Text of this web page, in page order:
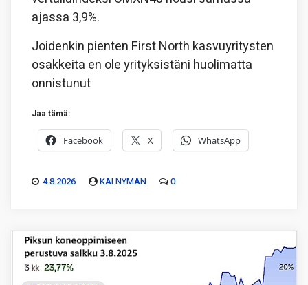
ajassa 3,9%.
Joidenkin pienten First North kasvuyritysten
osakkeita en ole yrityksistäni huolimatta
onnistunut
Jaa tämä:
Facebook X WhatsApp
4.8.2026 KAI NYMAN 0